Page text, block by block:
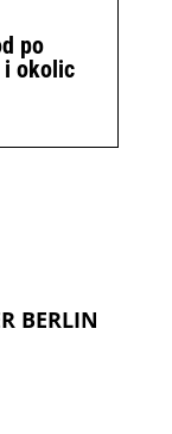
po
i okolic
BERLIN